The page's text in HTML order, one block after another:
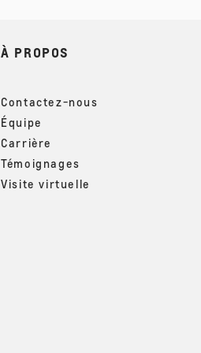
À PROPOS
Contactez-nous
Équipe
Carrière
Témoignages
Visite virtuelle